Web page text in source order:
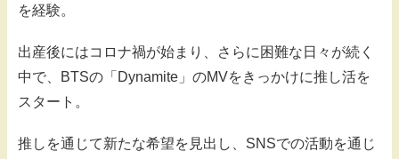
を経験。
出産後にはコロナ禍が始まり、さらに困難な日々が続く
中で、BTSの「Dynamite」のMVをきっかけに推し活を
スタート。
推しを通じて新たな希望を見出し、SNSでの活動を通じ